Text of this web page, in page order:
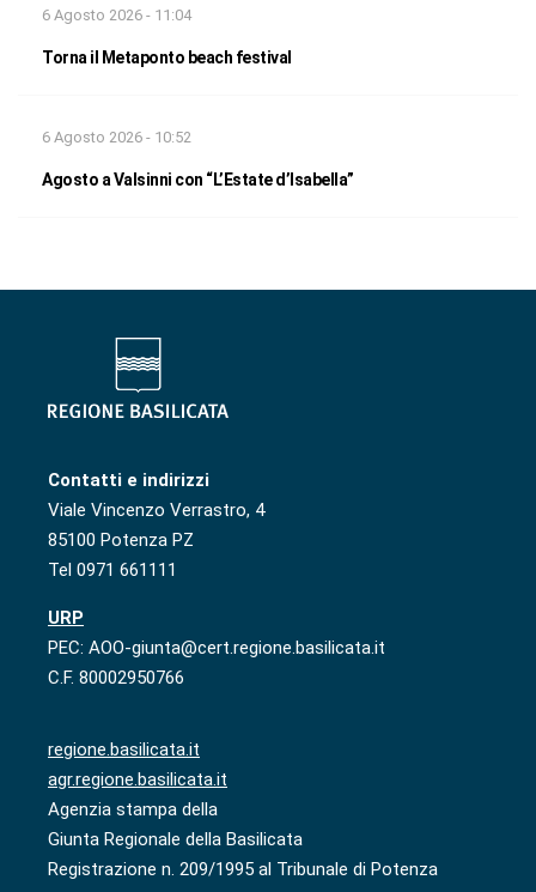
6 Agosto 2026 - 11:04
Torna il Metaponto beach festival
6 Agosto 2026 - 10:52
Agosto a Valsinni con “L’Estate d’Isabella”
Contatti e indirizzi
Viale Vincenzo Verrastro, 4
85100 Potenza PZ
Tel 0971 661111
URP
PEC: AOO-giunta@cert.regione.basilicata.it
C.F. 80002950766
regione.basilicata.it
agr.regione.basilicata.it
Agenzia stampa della
Giunta Regionale della Basilicata
Registrazione n. 209/1995 al Tribunale di Potenza